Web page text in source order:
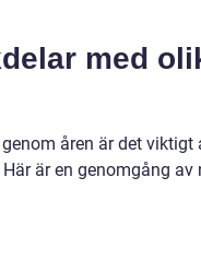
med
åren är det viktigt
är en genomgång av